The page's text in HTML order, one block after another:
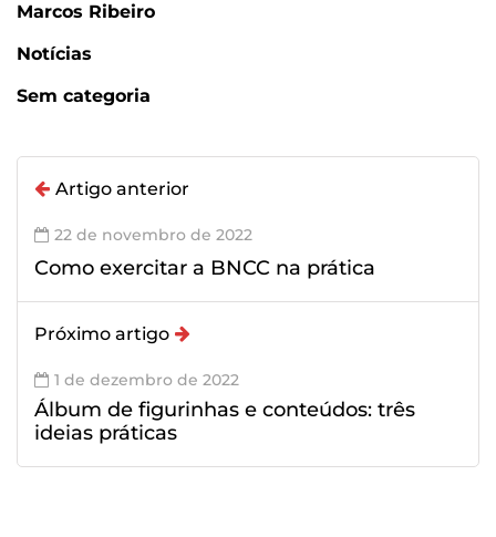
Marcos Ribeiro
Notícias
Sem categoria
Artigo anterior
22 de novembro de 2022
Como exercitar a BNCC na prática
Próximo artigo
1 de dezembro de 2022
Álbum de figurinhas e conteúdos: três
ideias práticas